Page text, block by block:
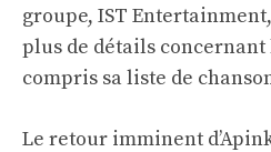
groupe, IST
plus de détails
compris sa liste de
Le retour imminent